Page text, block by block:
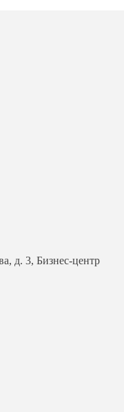
д. 3, Бизнес-центр